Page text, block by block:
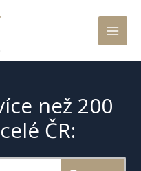
než 200
ČR: